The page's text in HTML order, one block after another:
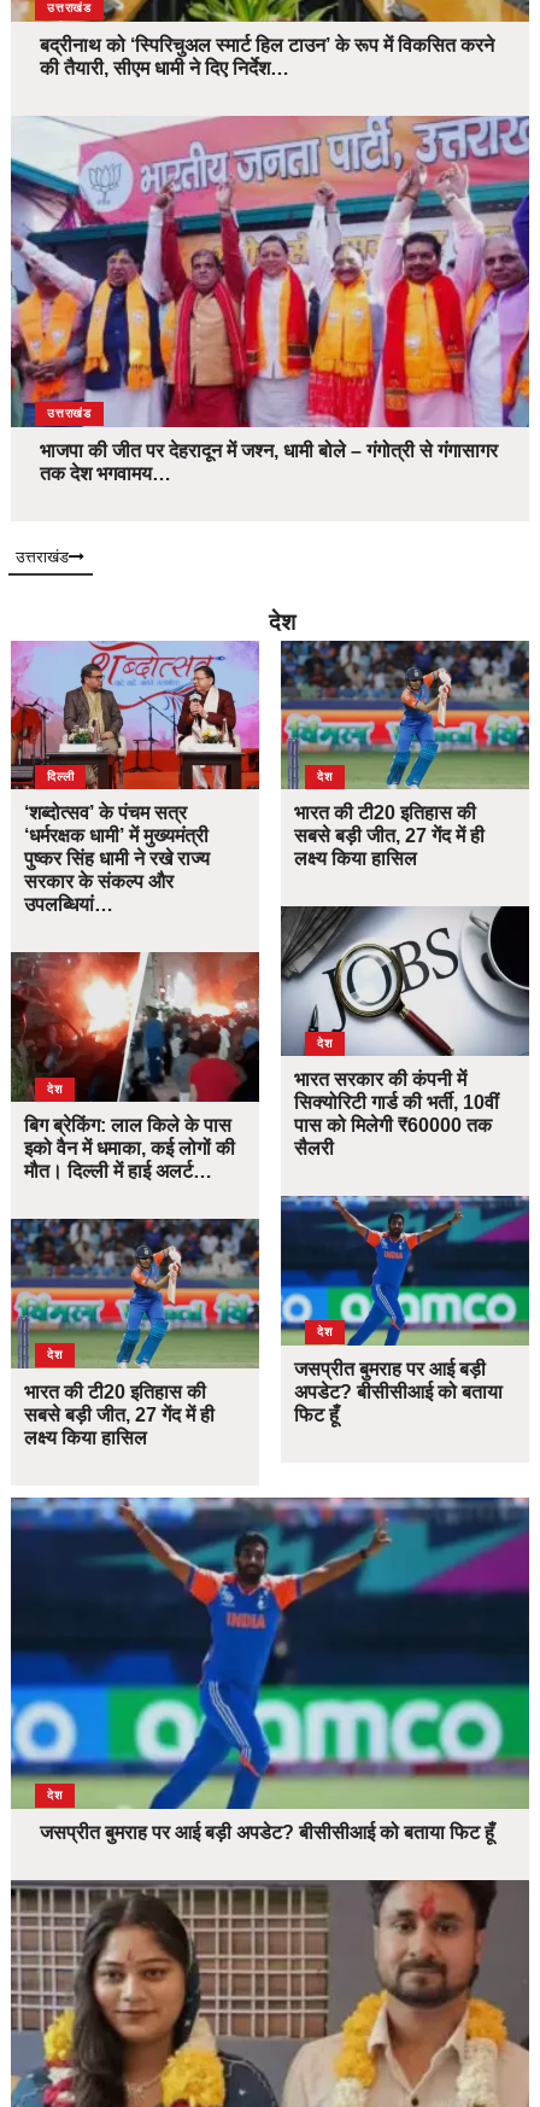
उत्तराखंड
बद्रीनाथ को ‘स्पिरिचुअल स्मार्ट हिल टाउन’ के रूप में विकसित करने
की तैयारी, सीएम धामी ने दिए निर्देश…
उत्तराखंड
भाजपा की जीत पर देहरादून में जश्न, धामी बोले – गंगोत्री से गंगासागर
तक देश भगवामय…
उत्तराखंड
देश
दिल्ली
‘शब्दोत्सव’ के पंचम सत्र
‘धर्मरक्षक धामी’ में मुख्यमंत्री
पुष्कर सिंह धामी ने रखे राज्य
सरकार के संकल्प और
उपलब्धियां…
देश
बिग ब्रेकिंग: लाल किले के पास
इको वैन में धमाका, कई लोगों की
मौत। दिल्ली में हाई अलर्ट…
देश
भारत की टी20 इतिहास की
सबसे बड़ी जीत, 27 गेंद में ही
लक्ष्य किया हासिल
देश
भारत की टी20 इतिहास की
सबसे बड़ी जीत, 27 गेंद में ही
लक्ष्य किया हासिल
देश
भारत सरकार की कंपनी में
सिक्योरिटी गार्ड की भर्ती, 10वीं
पास को मिलेगी ₹60000 तक
सैलरी
देश
जसप्रीत बुमराह पर आई बड़ी
अपडेट? बीसीसीआई को बताया
फिट हूँ
देश
जसप्रीत बुमराह पर आई बड़ी अपडेट? बीसीसीआई को बताया फिट हूँ